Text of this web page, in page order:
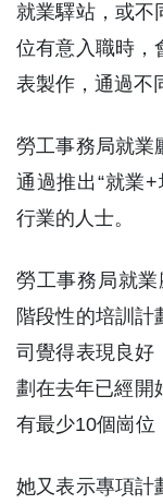
就業驛站，或不
位有意入職時，
表製作，通過不
勞工事務局就業
通過推出“就業
行業的人士。
勞工事務局就
階段性的培訓計
司覺得表現良好
劃在去年已經開
有最少10個崗位
她又表示專項計